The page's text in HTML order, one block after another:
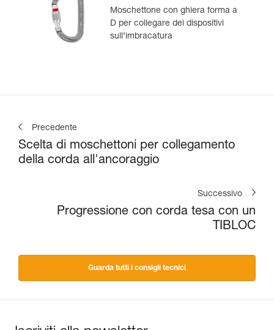
Moschettone con ghiera forma a
D per collegare dei dispositivi
sull’imbracatura
Precedente
Scelta di moschettoni per collegamento
della corda all'ancoraggio
Successivo
Progressione con corda tesa con un
TIBLOC
Guarda tutti i consigli tecnici